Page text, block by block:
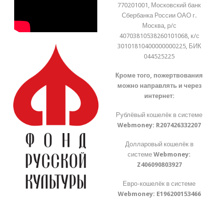
770201001, Московский банк
Сбербанка России ОАО г.
Москва, р/с
40703810538260101068, к/с
30101810400000000225, БИК
044525225
Кроме того, пожертвования
можно направлять и через
интернет:
Рублёвый кошелёк в системе
Webmoney: R207426332207
Долларовый кошелёк в
системеWebmoney:
Z406090803927
Евро-кошелёк в системе
Webmoney: E196200153466